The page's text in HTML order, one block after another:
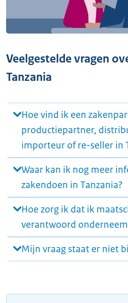
Veelgestelde vragen
Tanzania
Hoe vind ik een
productiepartner,
importeur of re-seller in
Waar kan ik nog meer
zakendoen in Tanzania?
Hoe zorg ik dat ik
verantwoord
Mijn vraag staat er niet